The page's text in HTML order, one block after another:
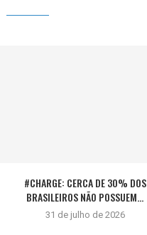
#CHARGE: CERCA DE 30% DOS
BRASILEIROS NÃO POSSUEM...
31 de julho de 2026